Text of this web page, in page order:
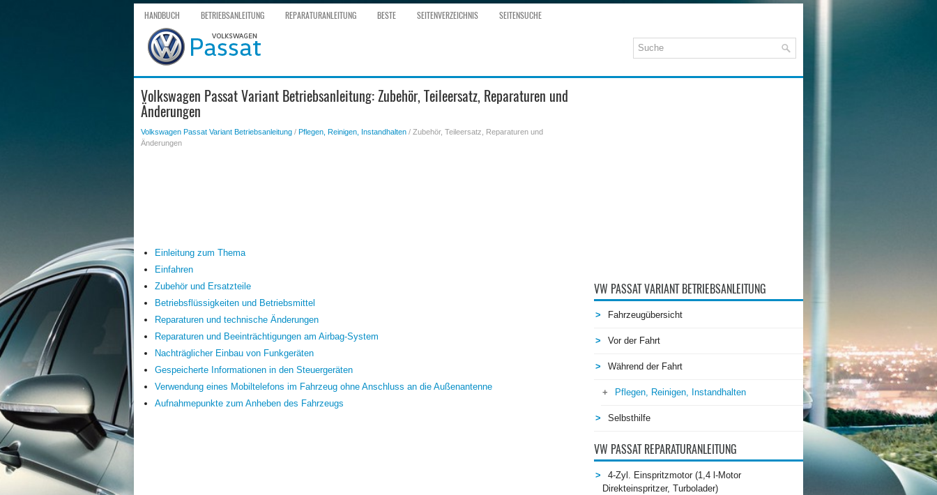
HANDBUCH BETRIEBSANLEITUNG REPARATURANLEITUNG BESTE SEITENVERZEICHNIS SEITENSUCHE
Volkswagen Passat Variant Betriebsanleitung: Zubehör, Teileersatz, Reparaturen und
Änderungen
Volkswagen Passat Variant Betriebsanleitung / Pflegen, Reinigen, Instandhalten / Zubehör, Teileersatz, Reparaturen und
Änderungen
Einleitung zum Thema
Einfahren
Zubehör und Ersatzteile
Betriebsflüssigkeiten und Betriebsmittel
Reparaturen und technische Änderungen
Reparaturen und Beeinträchtigungen am Airbag-System
Nachträglicher Einbau von Funkgeräten
Gespeicherte Informationen in den Steuergeräten
Verwendung eines Mobiltelefons im Fahrzeug ohne Anschluss an die Außenantenne
Aufnahmepunkte zum Anheben des Fahrzeugs
VW PASSAT VARIANT BETRIEBSANLEITUNG
Fahrzeugübersicht
Vor der Fahrt
Während der Fahrt
Pflegen, Reinigen, Instandhalten
Selbsthilfe
VW PASSAT REPARATURANLEITUNG
4-Zyl. Einspritzmotor (1,4 l-Motor
Direkteinspritzer, Turbolader)